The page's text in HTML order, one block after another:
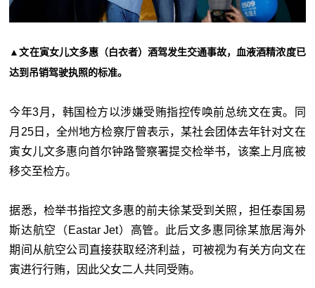
▲文在寅女儿文多惠（白衣者）酒驾发生交通事故，血液酒精浓度已
达到吊销驾驶执照的标准。
今年3月，韩国检方以涉嫌受贿指控传唤前总统文在寅。同
月25日，全州地方检察厅曾表示，某社会团体去年针对文在
寅女儿文多惠向首尔钟路警察署提交检举书，该案上月底被
移交至检方。
据悉，检举书指控文多惠的前夫徐某受到关照，担任泰国易
斯达航空（Eastar Jet）高管。此后文多惠同徐某旅居海外
期间从航空公司直接获取经济利益，可被视为有关方向文在
寅进行行贿，因此父女二人共同受贿。